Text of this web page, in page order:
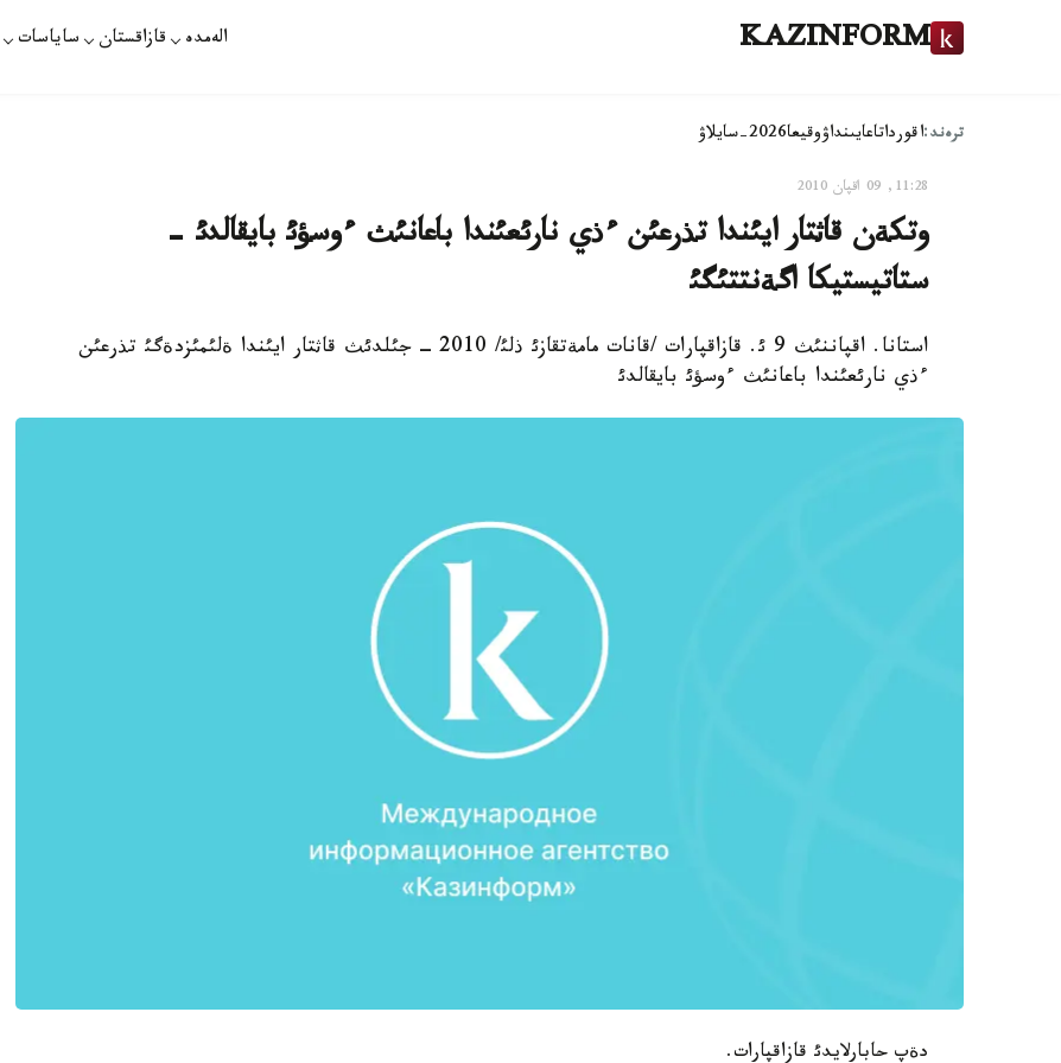
KAZINFORM الەمدە قازاقستان ساياسات
ترەند:اقورداتاعايىنداۋوقيعا2026-سايلاۋ
11:28, 09 اقپان 2010
وتكةن قاثتار ايئندا تذرعئن ءذي نارئعئندا باعانئث ءوسؤئ بايقالدئ -
ستاتيستيكا اگةنتتئگئ
استانا. اقپاننئث 9 ئ. قازاقپارات /قانات مامةتقازئ ذلئ/ 2010 ‑ جئلدئث قاثتار ايئندا ةلئمئزدةگئ تذرعئن
ءذي نارئعئندا باعانئث ءوسؤئ بايقالدئ
دةپ حابارلايدئ قازاقپارات.